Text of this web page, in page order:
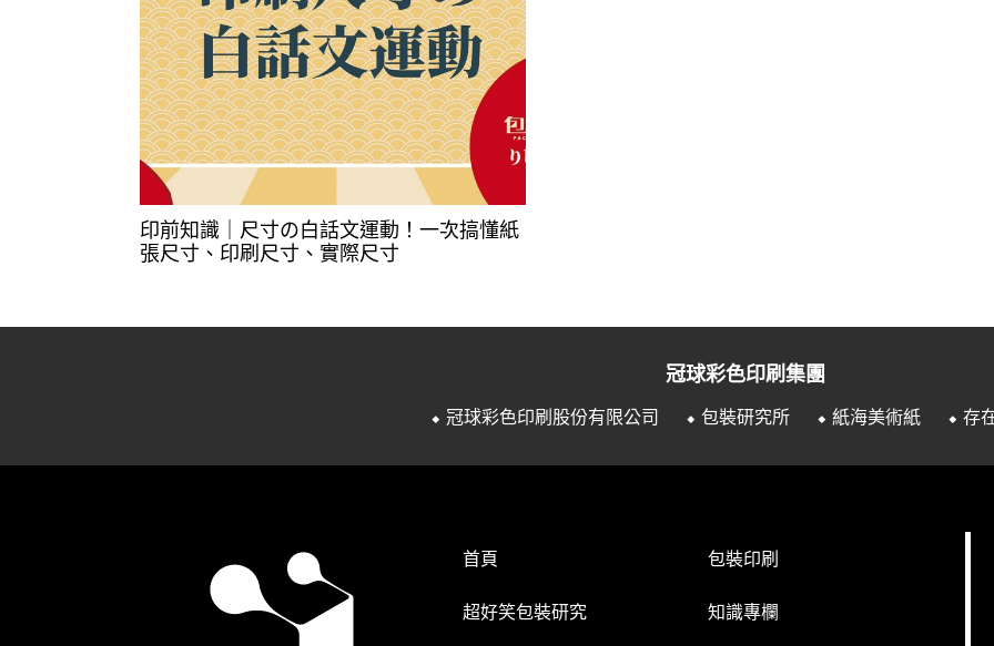
印前知識｜尺寸の白話文運動！一次搞懂紙
張尺寸、印刷尺寸、實際尺寸
冠球彩色印刷集團
⬥ 冠球彩色印刷股份有限公司 ⬥ 包裝研究所 ⬥ 紙海美術紙 ⬥ 存
首頁 包裝印刷
超好笑包裝研究 知識專欄